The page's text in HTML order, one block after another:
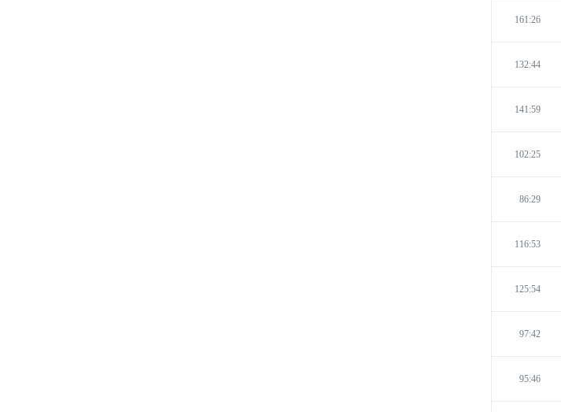
161:26
132:44
141:59
102:25
86:29
116:53
125:54
97:42
95:46